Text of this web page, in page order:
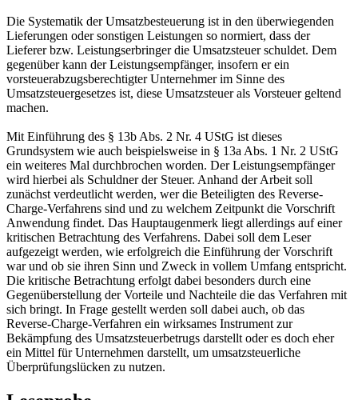
Die Systematik der Umsatzbesteuerung ist in den überwiegenden
Lieferungen oder sonstigen Leistungen so normiert, dass der
Lieferer bzw. Leistungserbringer die Umsatzsteuer schuldet. Dem
gegenüber kann der Leistungsempfänger, insofern er ein
vorsteuerabzugsberechtigter Unternehmer im Sinne des
Umsatzsteuergesetzes ist, diese Umsatzsteuer als Vorsteuer geltend
machen.
Mit Einführung des § 13b Abs. 2 Nr. 4 UStG ist dieses
Grundsystem wie auch beispielsweise in § 13a Abs. 1 Nr. 2 UStG
ein weiteres Mal durchbrochen worden. Der Leistungsempfänger
wird hierbei als Schuldner der Steuer. Anhand der Arbeit soll
zunächst verdeutlicht werden, wer die Beteiligten des Reverse-
Charge-Verfahrens sind und zu welchem Zeitpunkt die Vorschrift
Anwendung findet. Das Hauptaugenmerk liegt allerdings auf einer
kritischen Betrachtung des Verfahrens. Dabei soll dem Leser
aufgezeigt werden, wie erfolgreich die Einführung der Vorschrift
war und ob sie ihren Sinn und Zweck in vollem Umfang entspricht.
Die kritische Betrachtung erfolgt dabei besonders durch eine
Gegenüberstellung der Vorteile und Nachteile die das Verfahren mit
sich bringt. In Frage gestellt werden soll dabei auch, ob das
Reverse-Charge-Verfahren ein wirksames Instrument zur
Bekämpfung des Umsatzsteuerbetrugs darstellt oder es doch eher
ein Mittel für Unternehmen darstellt, um umsatzsteuerliche
Überprüfungslücken zu nutzen.